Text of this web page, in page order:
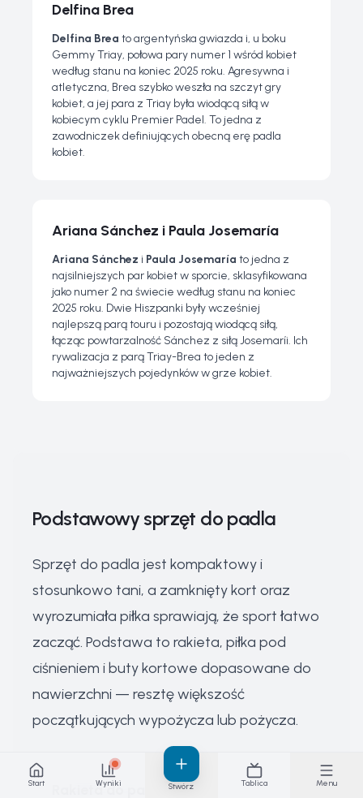
Delfina Brea
Delfina Brea to argentyńska gwiazda i, u boku
Gemmy Triay, połowa pary numer 1 wśród kobiet
według stanu na koniec 2025 roku. Agresywna i
atletyczna, Brea szybko weszła na szczyt gry
kobiet, a jej para z Triay była wiodącą siłą w
kobiecym cyklu Premier Padel. To jedna z
zawodniczek definiujących obecną erę padla
kobiet.
Ariana Sánchez i Paula Josemaría
Ariana Sánchez i Paula Josemaría to jedna z
najsilniejszych par kobiet w sporcie, sklasyfikowana
jako numer 2 na świecie według stanu na koniec
2025 roku. Dwie Hiszpanki były wcześniej
najlepszą parą touru i pozostają wiodącą siłą,
łącząc powtarzalność Sánchez z siłą Josemaríi. Ich
rywalizacja z parą Triay-Brea to jeden z
najważniejszych pojedynków w grze kobiet.
Podstawowy sprzęt do padla
Sprzęt do padla jest kompaktowy i
stosunkowo tani, a zamknięty kort oraz
wyrozumiała piłka sprawiają, że sport łatwo
zacząć. Podstawa to rakieta, piłka pod
ciśnieniem i buty kortowe dopasowane do
nawierzchni — resztę większość
początkujących wypożycza lub pożycza.
Rakieta do padla
Start Wyniki Stwórz Tablica Menu